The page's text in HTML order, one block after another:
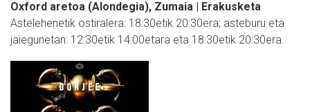
Oxford aretoa (Alondegia), Zumaia | Erakusketa
Astelehenetik ostiralera: 18:30etik 20:30era; asteburu eta
jaiegunetan: 12:30etik 14:00etara eta 18:30etik 20:30era.